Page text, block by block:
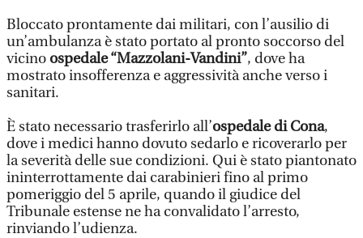
Bloccato prontamente dai militari, con l’ausilio di
un’ambulanza è stato portato al pronto soccorso del
vicino ospedale “Mazzolani-Vandini”, dove ha
mostrato insofferenza e aggressività anche verso i
sanitari.
È stato necessario trasferirlo all’ospedale di Cona,
dove i medici hanno dovuto sedarlo e ricoverarlo per
la severità delle sue condizioni. Qui è stato piantonato
ininterrottamente dai carabinieri fino al primo
pomeriggio del 5 aprile, quando il giudice del
Tribunale estense ne ha convalidato l’arresto,
rinviando l’udienza.